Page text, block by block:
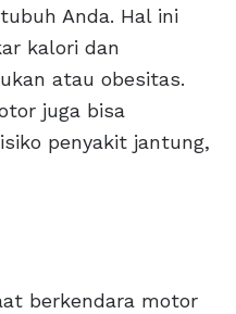
Anda. Hal ini
kalori dan
atau obesitas.
juga bisa
penyakit jantung,
berkendara motor